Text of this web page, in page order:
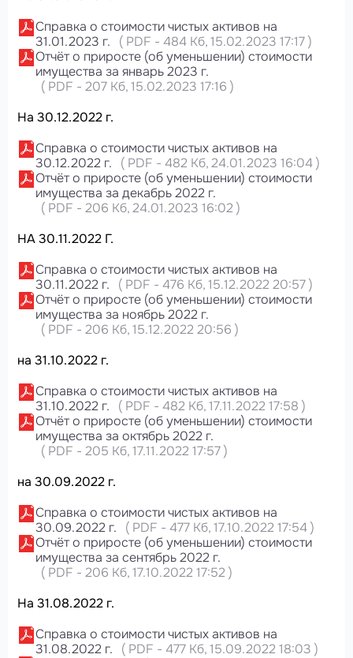
Справка о стоимости чистых активов на
31.01.2023 г.
( PDF - 484 Кб, 15.02.2023 17:17)
Отчёт о приросте (об уменьшении) стоимости
имущества за январь 2023 г.
( PDF - 207 Кб, 15.02.2023 17:16 )
На 30.12.2022 г.
Справка о стоимости чистых активов на
30.12.2022 г.
( PDF - 482 Кб, 24.01.2023 16:04)
Отчёт о приросте (об уменьшении) стоимости
имущества за декабрь 2022 г.
( PDF - 206 Кб, 24.01.2023 16:02 )
НА 30.11.2022 Г.
Справка о стоимости чистых активов на
30.11.2022 г.
( PDF - 476 Кб, 15.12.2022 20:57)
Отчёт о приросте (об уменьшении) стоимости
имущества за ноябрь 2022 г.
( PDF - 206 Кб, 15.12.2022 20:56 )
на 31.10.2022 г.
Справка о стоимости чистых активов на
31.10.2022 г.
( PDF - 482 Кб, 17.11.2022 17:58 )
Отчёт о приросте (об уменьшении) стоимости
имущества за октябрь 2022 г.
( PDF - 205 Кб, 17.11.2022 17:57)
на 30.09.2022 г.
Справка о стоимости чистых активов на
30.09.2022 г.
( PDF - 477 Кб, 17.10.2022 17:54)
Отчёт о приросте (об уменьшении) стоимости
имущества за сентябрь 2022 г.
( PDF - 206 Кб, 17.10.2022 17:52 )
На 31.08.2022 г.
Справка о стоимости чистых активов на
31.08.2022 г.
( PDF - 477 Кб, 15.09.2022 18:03 )